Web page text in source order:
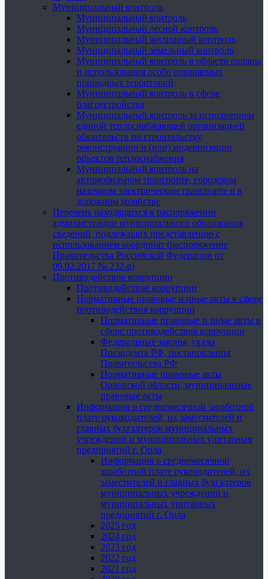
Муниципальный контроль
Муниципальный контроль
Муниципальный лесной контроль
Муниципальный жилищный контроль
Муниципальный земельный контроль
Муниципальный контроль в области охраны
и использования особо охраняемых
природных территорий
Муниципальный контроль в сфере
благоустройства
Муниципальный контроль за исполнением
единой теплоснабжающей организацией
обязательств по строительству,
реконструкции и (или) модернизации
объектов теплоснабжения
Муниципальный контроль на
автомобильном транспорте, городском
наземном электрическом транспорте и в
дорожном хозяйстве
Перечень находящихся в распоряжении
администрации муниципального образования
сведений, подлежащих представлению с
использованием координат (распоряжение
Правительства Российской Федерации от
09.02.2017 № 232-р)
Противодействие коррупции
Противодействие коррупции
Нормативные правовые и иные акты в сфере
противодействия коррупции
Нормативные правовые и иные акты в
сфере противодействия коррупции
Федеральные законы, указы
Президента РФ, постановления
Правительства РФ
Нормативные правовые акты
Орловской области, муниципальные
правовые акты
Информация о среднемесячной заработной
плате руководителей, их заместителей и
главных бухгалтеров муниципальных
учреждений и муниципальных унитарных
предприятий г. Орла
Информация о среднемесячной
заработной плате руководителей, их
заместителей и главных бухгалтеров
муниципальных учреждений и
муниципальных унитарных
предприятий г. Орла
2025 год
2024 год
2023 год
2022 год
2021 год